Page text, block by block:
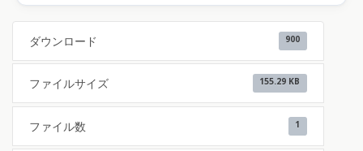
ダウンロード 900
ファイルサイズ 155.29 KB
ファイル数 1